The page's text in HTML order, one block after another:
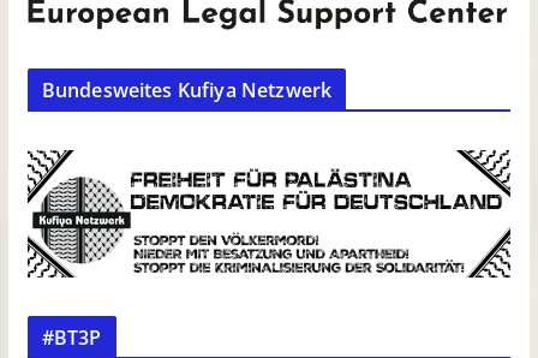
Bundesweites Kufiya Netzwerk
#BT3P